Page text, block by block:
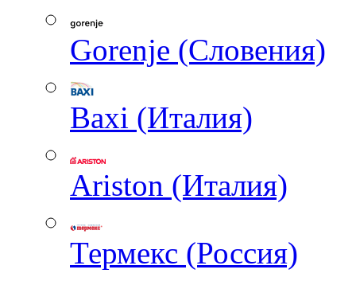
Gorenje (Словения)
Baxi (Италия)
Ariston (Италия)
Термекс (Россия)